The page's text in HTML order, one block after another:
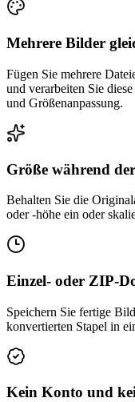
Mehrere Bilder
Fügen Sie mehrere
und verarbeiten Sie
und Größenanpassung.
Größe während
Behalten Sie die
oder -höhe ein oder
Einzel- oder ZIP-
Speichern Sie fertige
konvertierten Stapel in
Kein Konto und